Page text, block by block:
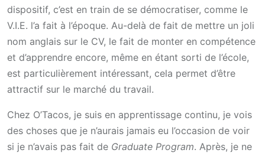
dispositif, c’est en train de se démocratiser, comme le
V.I.E. l’a fait à l’époque. Au-delà de fait de mettre un joli
nom anglais sur le CV, le fait de monter en compétence
et d’apprendre encore, même en étant sorti de l’école,
est particulièrement intéressant, cela permet d’être
attractif sur le marché du travail.
Chez O’Tacos, je suis en apprentissage continu, je vois
des choses que je n’aurais jamais eu l’occasion de voir
si je n’avais pas fait de Graduate Program. Après, je ne